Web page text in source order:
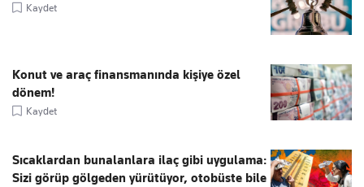
Kaydet
Konut ve araç finansmanında kişiye özel
dönem!
Kaydet
Sıcaklardan bunalanlara ilaç gibi uygulama:
Sizi görüp gölgeden yürütüyor, otobüste bile